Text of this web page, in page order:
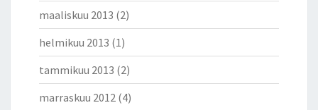
maaliskuu 2013 (2)
helmikuu 2013 (1)
tammikuu 2013 (2)
marraskuu 2012 (4)